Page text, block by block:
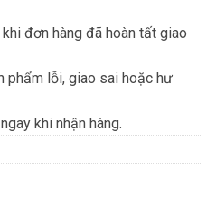
đơn hàng đã hoàn tất giao
phẩm lỗi, giao sai hoặc hư
khi nhận hàng.